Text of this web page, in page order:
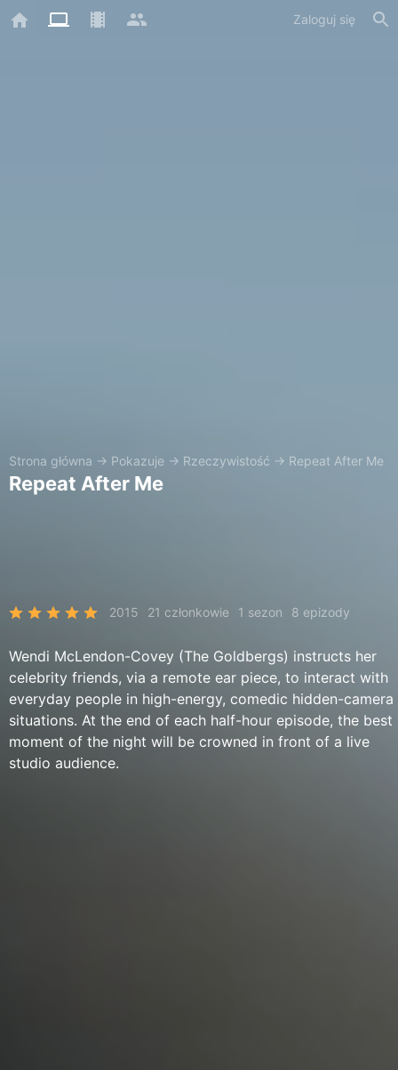
Zaloguj się
Strona główna → Pokazuje → Rzeczywistość → Repeat After Me
Repeat After Me
2015 21 członkowie 1 sezon 8 epizody
Wendi McLendon-Covey (The Goldbergs) instructs her
celebrity friends, via a remote ear piece, to interact with
everyday people in high-energy, comedic hidden-camera
situations. At the end of each half-hour episode, the best
moment of the night will be crowned in front of a live
studio audience.